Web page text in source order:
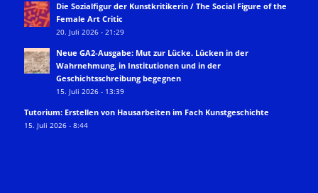
Die Sozialfigur der Kunstkritikerin / The Social Figure of the
Female Art Critic
20. Juli 2026 - 21:29
Neue GA2-Ausgabe: Mut zur Lücke. Lücken in der
Wahrnehmung, in Institutionen und in der
Geschichtsschreibung begegnen
15. Juli 2026 - 13:39
Tutorium: Erstellen von Hausarbeiten im Fach Kunstgeschichte
15. Juli 2026 - 8:44